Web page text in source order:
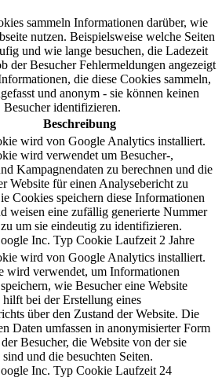
sammeln Informationen darüber, wie
nutzen. Beispielsweise welche Seiten
und wie lange besuchen, die Ladezeit
der Besucher Fehlermeldungen angezeigt
die diese Cookies sammeln,
und anonym - sie können keinen
Besucher identifizieren.
Beschreibung
wird von Google Analytics installiert.
wird verwendet um Besucher-,
Kampagnendaten zu berechnen und die
Website für einen Analysebericht zu
Cookies speichern diese Informationen
weisen eine zufällig generierte Nummer
um sie eindeutig zu identifizieren.
Inc. Typ Cookie Laufzeit 2 Jahre
wird von Google Analytics installiert.
wird verwendet, um Informationen
wie Besucher eine Website
hilft bei der Erstellung eines
über den Zustand der Website. Die
Daten umfassen in anonymisierter Form
Besucher, die Website von der sie
und die besuchten Seiten.
Inc. Typ Cookie Laufzeit 24